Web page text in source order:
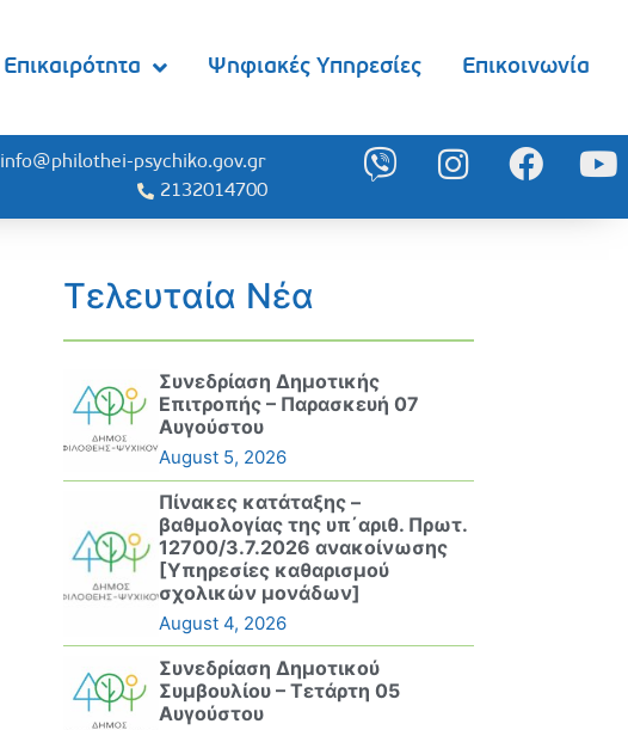
Επικαιρότητα Ψηφιακές Υπηρεσίες Επικοινωνία
info@philothei-psychiko.gov.gr
2132014700
Τελευταία Νέα
Συνεδρίαση Δημοτικής
Επιτροπής – Παρασκευή 07
Αυγούστου
August 5, 2026
Πίνακες κατάταξης –
βαθμολογίας της υπ΄αριθ. Πρωτ.
12700/3.7.2026 ανακοίνωσης
[Υπηρεσίες καθαρισμού
σχολικών μονάδων]
August 4, 2026
Συνεδρίαση Δημοτικού
Συμβουλίου – Τετάρτη 05
Αυγούστου